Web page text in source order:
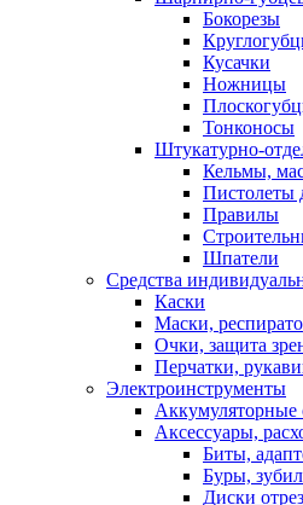
Бокорезы
Кусачки
Ножницы
Тонконосы
Штукатурно-
Кельмы,
Пистолеты
Правилы
Шпатели
Средства
Каски
Маски,
Очки, защита
Перчатки,
Электроинструменты
Аккумуляторные
Аксессуары,
Биты,
Буры,
Диски